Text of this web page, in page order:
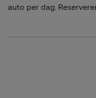
auto per dag.